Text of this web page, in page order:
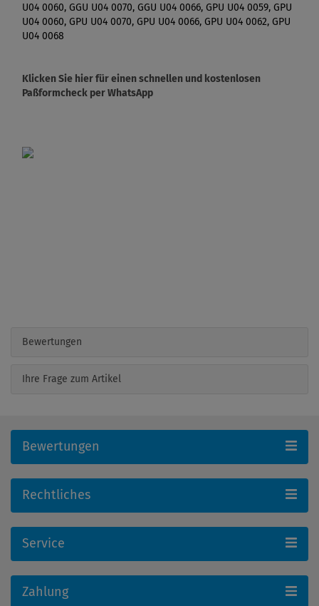
U04 0060, GGU U04 0070, GGU U04 0066, GPU U04 0059, GPU
U04 0060, GPU U04 0070, GPU U04 0066, GPU U04 0062, GPU
U04 0068
Klicken Sie hier für einen schnellen und kostenlosen
Paßformcheck per WhatsApp
Bewertungen
Ihre Frage zum Artikel
Bewertungen
Rechtliches
Service
Zahlung